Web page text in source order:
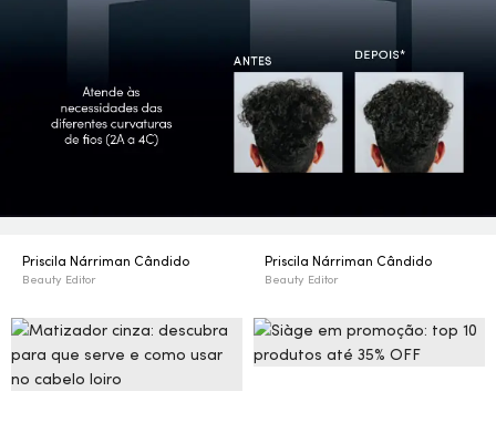
Priscila Nárriman Cândido
Beauty Editor
Priscila Nárriman Cândido
Beauty Editor